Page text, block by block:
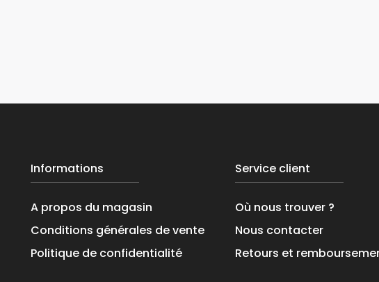
Informations
A propos du magasin
Conditions générales de vente
Politique de confidentialité
Service client
Où nous trouver ?
Nous contacter
Retours et